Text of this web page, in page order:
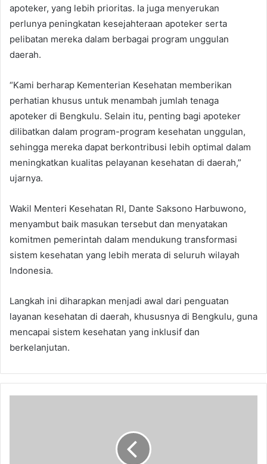
apoteker, yang lebih prioritas. Ia juga menyerukan
perlunya peningkatan kesejahteraan apoteker serta
pelibatan mereka dalam berbagai program unggulan
daerah.
“Kami berharap Kementerian Kesehatan memberikan
perhatian khusus untuk menambah jumlah tenaga
apoteker di Bengkulu. Selain itu, penting bagi apoteker
dilibatkan dalam program-program kesehatan unggulan,
sehingga mereka dapat berkontribusi lebih optimal dalam
meningkatkan kualitas pelayanan kesehatan di daerah,”
ujarnya.
Wakil Menteri Kesehatan RI, Dante Saksono Harbuwono,
menyambut baik masukan tersebut dan menyatakan
komitmen pemerintah dalam mendukung transformasi
sistem kesehatan yang lebih merata di seluruh wilayah
Indonesia.
Langkah ini diharapkan menjadi awal dari penguatan
layanan kesehatan di daerah, khususnya di Bengkulu, guna
mencapai sistem kesehatan yang inklusif dan
berkelanjutan.